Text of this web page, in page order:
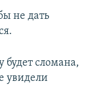
не дать
будет сломана,
увидели